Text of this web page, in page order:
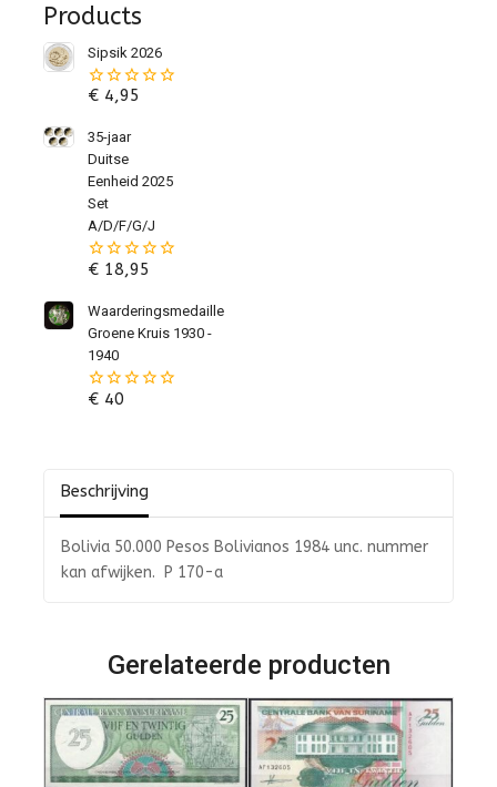
Products
Sipsik 2026
0
de
€4,95
35-jaar
Duitse
Eenheid 2025
Set
A/D/F/G/J
0
de
€18,95
Waarderingsmedaille
Groene Kruis 1930 -
1940
0
€40
Beschrijving
Bolivia 50.000 Pesos Bolivianos 1984 unc. nummer
kan afwijken. P 170-a
Gerelateerde producten